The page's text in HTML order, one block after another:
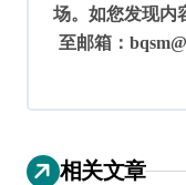
场。如您发现内
至邮箱：
相关文章